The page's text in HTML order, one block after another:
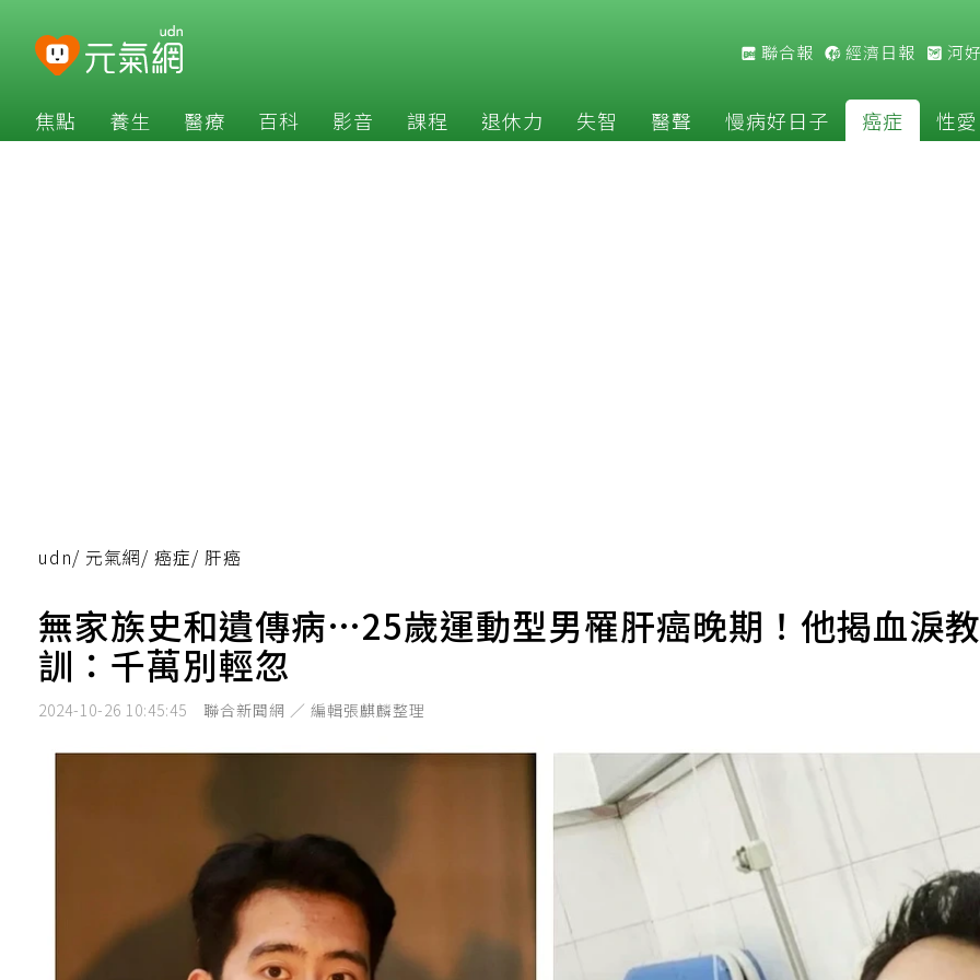
聯合報 經濟日報 河
焦點 養生 醫療 百科 影音 課程 退休力 失智 醫聲 慢病好日子 癌症 性愛
udn/ 元氣網/ 癌症/ 肝癌
無家族史和遺傳病…25歲運動型男罹肝癌晚期！他揭血淚
訓：千萬別輕忽
2024-10-26 10:45:45 聯合新聞網 ／ 編輯張麒麟整理